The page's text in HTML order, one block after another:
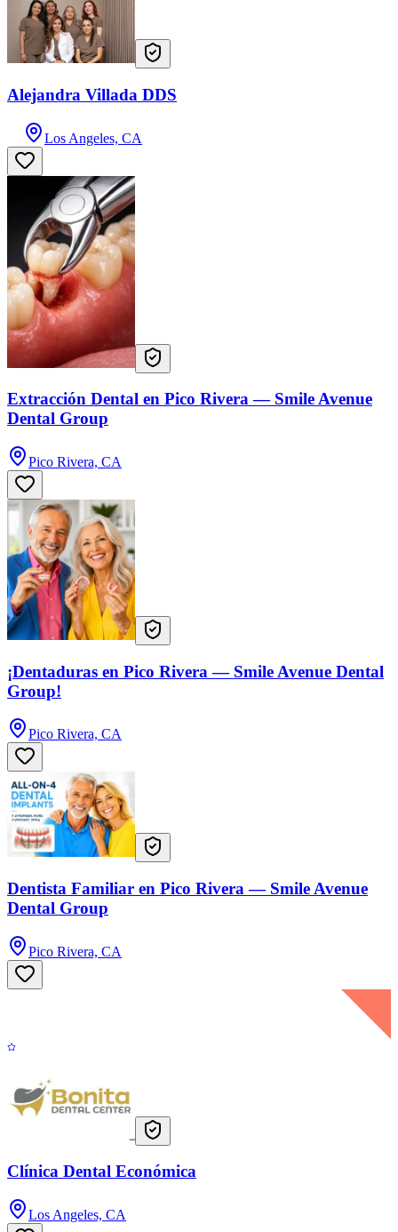
Alejandra Villada DDS
Los Angeles, CA
Extracción Dental en Pico Rivera — Smile Avenue
Dental Group
Pico Rivera, CA
¡Dentaduras en Pico Rivera — Smile Avenue Dental
Group!
Pico Rivera, CA
Dentista Familiar en Pico Rivera — Smile Avenue
Dental Group
Pico Rivera, CA
Clínica Dental Económica
Los Angeles, CA